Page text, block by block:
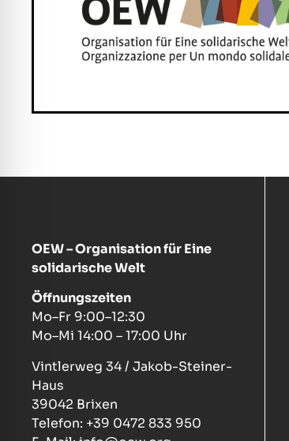
OEW – Organisation für Eine
solidarische Welt
Öffnungszeiten
Mo–Fr 9:00–12:30
Mo–Mi 14:00 – 17:00 Uhr
Vintlerweg 34 / Jakob-Steiner-
Haus
39042 Brixen
Telefon: +39 0472 833 950